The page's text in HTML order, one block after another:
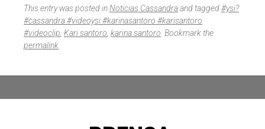
This entry was posted inNoticias Cassandraand tagged#ysi?
#cassandra #videoysi #karinasantoro #karisantoro
#videoclip, Kari santoro, karina santoro. Bookmark the
permalink.